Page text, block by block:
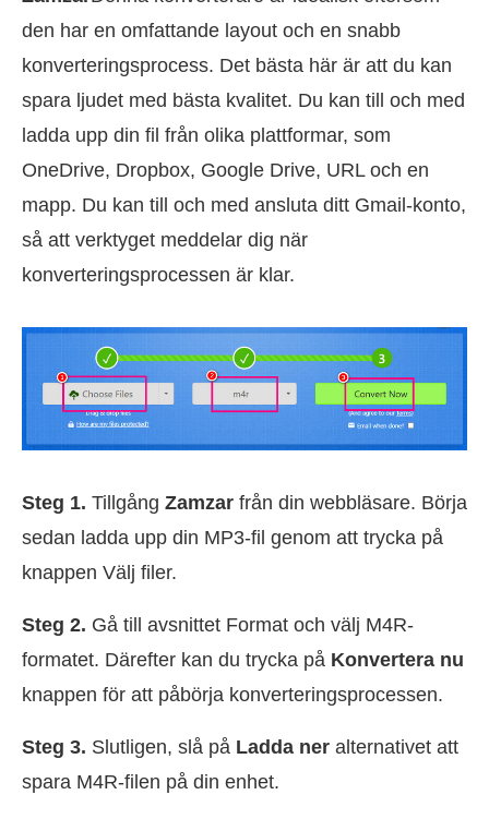
den har en omfattande layout och en snabb
konverteringsprocess. Det bästa här är att du kan
spara ljudet med bästa kvalitet. Du kan till och med
ladda upp din fil från olika plattformar, som
OneDrive, Dropbox, Google Drive, URL och en
mapp. Du kan till och med ansluta ditt Gmail-konto,
så att verktyget meddelar dig när
konverteringsprocessen är klar.
Steg 1. Tillgång Zamzar från din webbläsare. Börja
sedan ladda upp din MP3-fil genom att trycka på
knappen Välj filer.
Steg 2. Gå till avsnittet Format och välj M4R-
formatet. Därefter kan du trycka på Konvertera nu
knappen för att påbörja konverteringsprocessen.
Steg 3. Slutligen, slå på Ladda ner alternativet att
spara M4R-filen på din enhet.